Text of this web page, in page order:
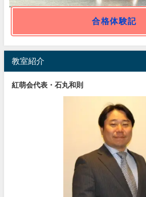
合格体験記
教室紹介
紅萌会代表・石丸和則